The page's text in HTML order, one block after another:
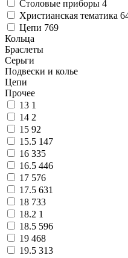
Столовые приборы 4
Христианская тематика
Цепи 769
Кольца
Браслеты
Серьги
Подвески и колье
Цепи
Прочее
13 1
14 2
15 92
15.5 147
16 335
16.5 446
17 576
17.5 631
18 733
18.2 1
18.5 596
19 468
19.5 313